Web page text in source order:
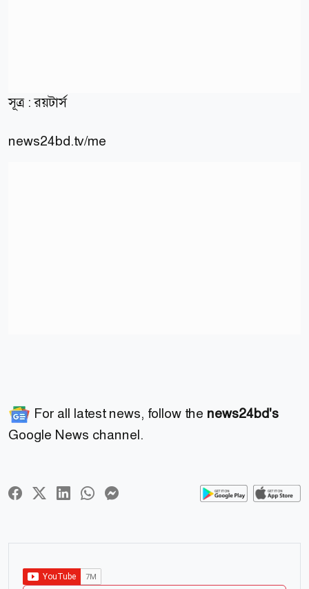
সূত্র : রয়টার্স
news24bd.tv/me
For all latest news, follow the news24bd's
Google News channel.